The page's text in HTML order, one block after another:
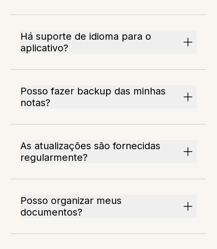
Há suporte de idioma para o
aplicativo?
Posso fazer backup das minhas
notas?
As atualizações são fornecidas
regularmente?
Posso organizar meus
documentos?